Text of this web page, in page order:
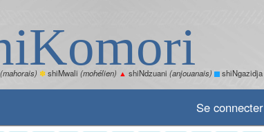
(mahorais) ✽shiMwali (mohélien) ▲ shiNdzuani (anjouanais) shiNgazidja
Se connecter